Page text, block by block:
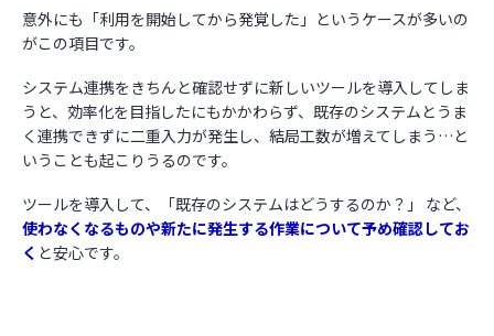
意外にも「利用を開始してから発覚した」というケースが多いの
がこの項目です。
システム連携をきちんと確認せずに新しいツールを導入してしま
うと、効率化を目指したにもかかわらず、既存のシステムとうま
く連携できずに二重入力が発生し、結局工数が増えてしまう…と
いうことも起こりうるのです。
ツールを導入して、「既存のシステムはどうするのか？」 など、
使わなくなるものや新たに発生する作業について予め確認してお
く と安心です。